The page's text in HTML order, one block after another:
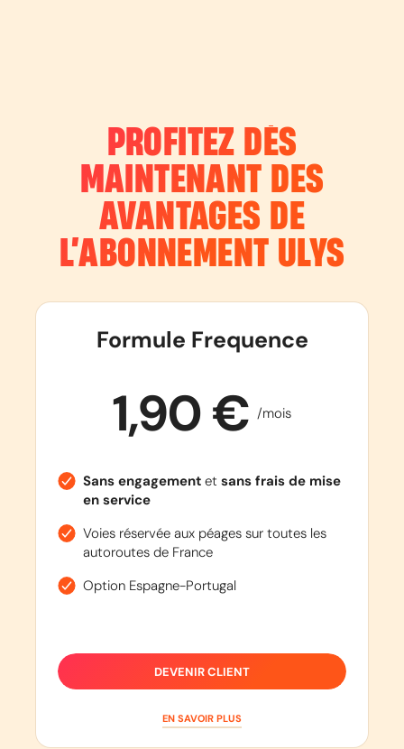
PROFITEZ DÈS
MAINTENANT DES
AVANTAGES DE
L’ABONNEMENT ULYS
Formule Frequence
1,90 € /mois
Sans engagementet sans frais de mise
en service
Voies réservée aux péages sur toutes les
autoroutes de France
Option Espagne-Portugal
DEVENIR CLIENT
EN SAVOIR PLUS